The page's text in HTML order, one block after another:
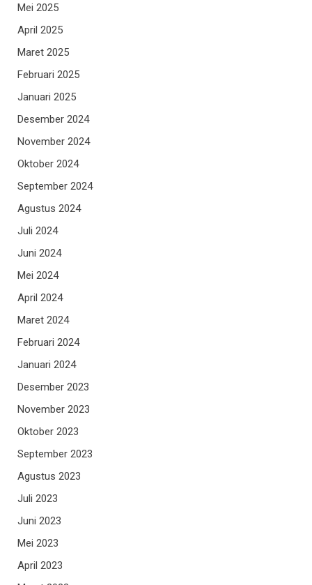
Mei 2025
April 2025
Maret 2025
Februari 2025
Januari 2025
Desember 2024
November 2024
Oktober 2024
September 2024
Agustus 2024
Juli 2024
Juni 2024
Mei 2024
April 2024
Maret 2024
Februari 2024
Januari 2024
Desember 2023
November 2023
Oktober 2023
September 2023
Agustus 2023
Juli 2023
Juni 2023
Mei 2023
April 2023